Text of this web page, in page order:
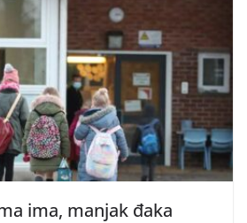
ima, manjak đaka